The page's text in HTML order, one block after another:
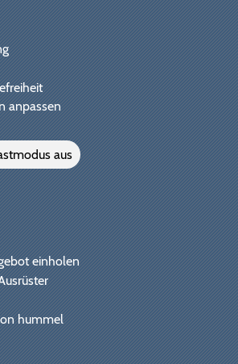
anpassen
aus
einholen
hummel